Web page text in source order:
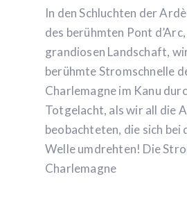
In den Schluchten der
des berühmten Pont
grandiosen Landschaft,
berühmte Stromschnelle
Charlemagne im Kanu
Totgelacht, als wir all die
beobachteten, die sich bei
Welle umdrehten! Die
Charlemagne